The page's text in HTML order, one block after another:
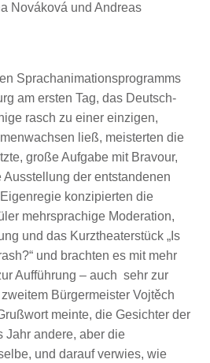
Nováková und Andreas
Sprachanimationsprogramms
am ersten Tag, das Deutsch-
rasch zu einer einzigen,
ließ, meisterten die
große Aufgabe mit Bravour,
der entstandenen
konzipierten die
mehrsprachige Moderation,
und das Kurztheaterstück „Is
und brachten es mit mehr
Aufführung – auch sehr zur
Bürgermeister Vojtěch
meinte, die Gesichter der
Jahr andere, aber die
und darauf verwies, wie